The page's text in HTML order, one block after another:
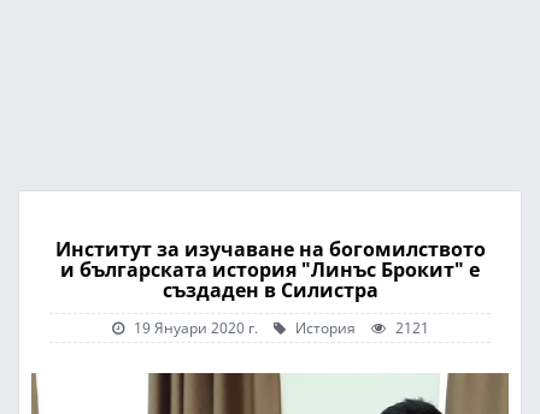
Институт за изучаване на богомилството
и българската история "Линъс Брокит" е
създаден в Силистра
19 Януари 2020 г. История 2121